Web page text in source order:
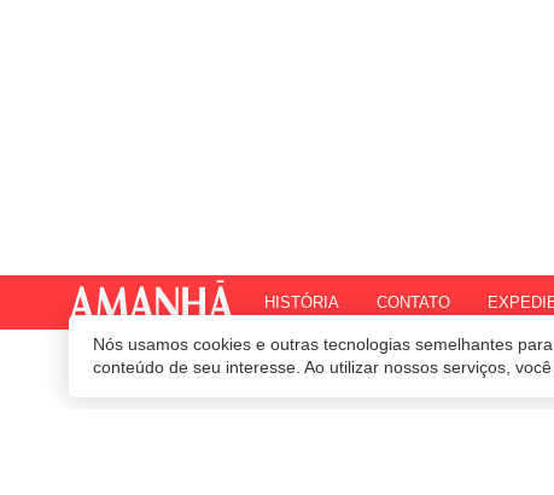
Nós usamos cookies e outras tecnologias semelhantes
conteúdo de seu interesse. Ao utilizar nossos serviços,
HISTÓRIA CONTATO
© 2020 Revista Amanhã. Todos os direitos reservados.Desenvolvido por